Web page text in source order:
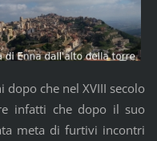
che nel XVIII secolo
infatti che dopo il suo
meta di furtivi incontri